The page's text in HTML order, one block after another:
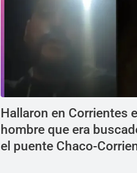
Hallaron en Corrientes
hombre que era
el puente Chaco-